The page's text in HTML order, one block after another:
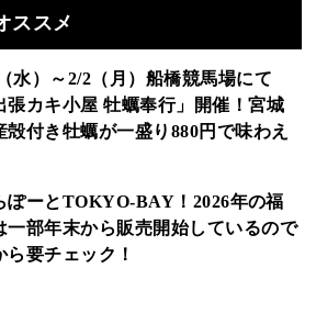
ススメ
水）～2/2（月）船橋競馬場にて
張カキ小屋 牡蠣奉行」開催！宮城
殻付き牡蠣が一盛り880円で味わえ
ぽーとTOKYO‐BAY！2026年の福
一部年末から販売開始しているので
ら要チェック！